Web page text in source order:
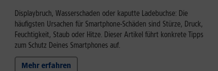
Displaybruch, Wasserschaden oder kaputte Ladebuchse: Die
häufigsten Ursachen für Smartphone-Schäden sind Stürze, Druck,
Feuchtigkeit, Staub oder Hitze. Dieser Artikel führt konkrete Tipps
zum Schutz Deines Smartphones auf.
Mehr erfahren